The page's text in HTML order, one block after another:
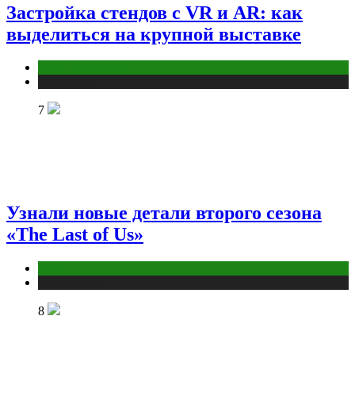
Застройка стендов с VR и AR: как
выделиться на крупной выставке
7
Узнали новые детали второго сезона
«The Last of Us»
8